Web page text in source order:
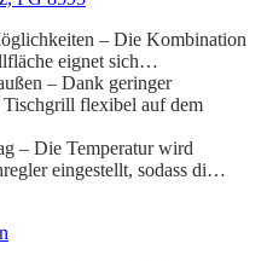
– Die Kombination
eignet sich…
– Dank geringer
flexibel auf dem
– Die Temperatur wird
eingestellt, sodass di…